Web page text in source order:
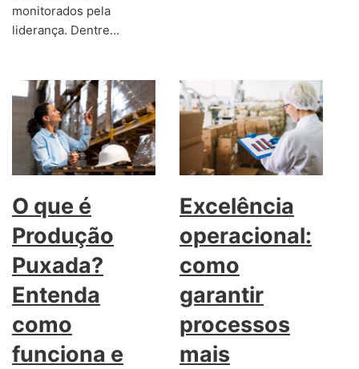
monitorados pela
liderança. Dentre…
O que é
Produção
Puxada?
Entenda
como
funciona e
Excelência
operacional:
como
garantir
processos
mais